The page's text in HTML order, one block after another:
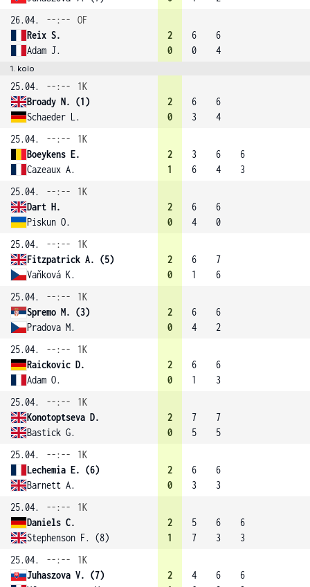
26.04.
--:--
OF
Reix S.
Adam J.
2
0
6
0
6
4
1. kolo
25.04. --:--
1K
Broady N. (1)
Schaeder L.
2
0
6
3
6
4
25.04.
--:--
1K
Boeykens E.
Cazeaux A.
2
1
3
6
6
4
6
3
25.04.
--:--
1K
Dart H.
Piskun O.
2
0
6
4
6
0
25.04.
--:--
1K
Fitzpatrick A. (5)
Vaňková K.
2
0
6
1
7
6
25.04.
--:--
1K
Spremo M. (3)
Pradova M.
2
0
6
4
6
2
25.04.
--:--
1K
Raickovic D.
Adam O.
2
0
6
1
6
3
25.04.
--:--
1K
Konotoptseva D.
Bastick G.
2
0
7
5
7
5
25.04.
--:--
1K
Lechemia E. (6)
Barnett A.
2
0
6
3
6
3
25.04.
--:--
1K
Daniels C.
Stephenson F. (8)
2
1
5
7
6
3
6
3
25.04.
--:--
1K
Juhaszova V. (7)
2
4
6
6